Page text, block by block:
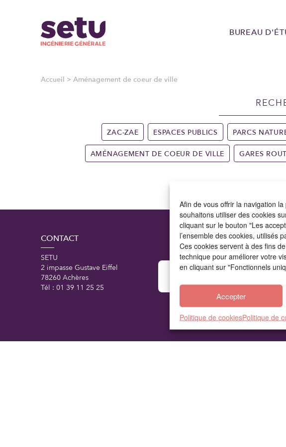
Afin de vous offrir la navigation
souhaitons utiliser des cookies
cliquant sur le bouton "Les
l’ensemble des cookies, utilisés
Ces cookies servent à des fins
technique pour améliorer votre
en cliquant sur "Fonctionnels
Accepter
Politique de cookiesPolitique de
BUREAU
Accueil > Aménagement de coeur de ville
ZAC-ZAE ESPACES PUBLICS PARCS
AMÉNAGEMENT DE COEUR DE VILLE GARES
CONTACT
SETU
2 impasse Gustave Eiffel
78260 Achères
Tél : 01 39 11 25 25
ILS